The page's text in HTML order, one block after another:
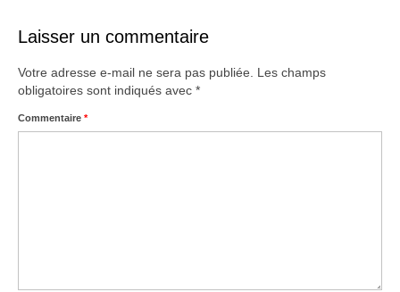
À propos
Blog
Galerie
Laisser un commentaire
Votre adresse e-mail ne sera pas publiée.
Les champs
obligatoires sont indiqués avec *
Commentaire *